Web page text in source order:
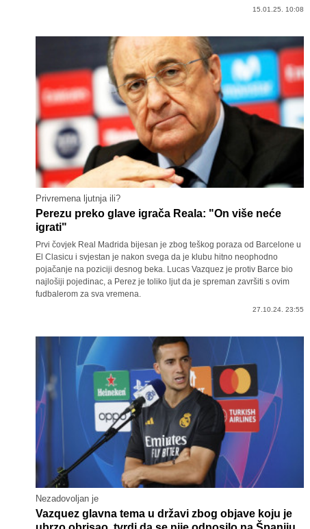
15.01.25. 10:08
Privremena ljutnja ili?
Perezu preko glave igrača Reala: "On više neće
igrati"
Prvi čovjek Real Madrida bijesan je zbog teškog poraza od Barcelone u
El Clasicu i svjestan je nakon svega da je klubu hitno neophodno
pojačanje na poziciji desnog beka. Lucas Vazquez je protiv Barce bio
najlošiji pojedinac, a Perez je toliko ljut da je spreman završiti s ovim
fudbalerom za sva vremena.
27.10.24. 23:55
Nezadovoljan je
Vazquez glavna tema u državi zbog objave koju je